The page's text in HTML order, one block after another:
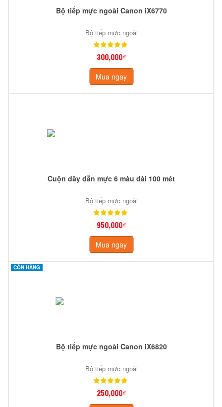
Bộ tiếp mực ngoài Canon iX6770
Bộ tiếp mực ngoài
300,000₫
Mua ngay
Cuộn dây dẫn mực 6 màu dài 100 mét
Bộ tiếp mực ngoài
950,000₫
Mua ngay
CÒN HÀNG
Bộ tiếp mực ngoài Canon iX6820
Bộ tiếp mực ngoài
250,000₫